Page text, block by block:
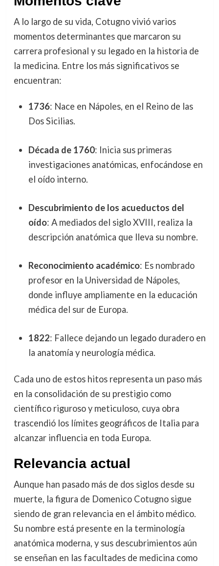
A lo largo de su vida, Cotugno vivió varios
momentos determinantes que marcaron su
carrera profesional y su legado en la historia de
la medicina. Entre los más significativos se
encuentran:
1736: Nace en Nápoles, en el Reino de las
Dos Sicilias.
Década de 1760: Inicia sus primeras
investigaciones anatómicas, enfocándose en
el oído interno.
Descubrimiento de los acueductos del
oído: A mediados del siglo XVIII, realiza la
descripción anatómica que lleva su nombre.
Reconocimiento académico: Es nombrado
profesor en la Universidad de Nápoles,
donde influye ampliamente en la educación
médica del sur de Europa.
1822: Fallece dejando un legado duradero en
la anatomía y neurología médica.
Cada uno de estos hitos representa un paso más
en la consolidación de su prestigio como
científico riguroso y meticuloso, cuya obra
trascendió los límites geográficos de Italia para
alcanzar influencia en toda Europa.
Relevancia actual
Aunque han pasado más de dos siglos desde su
muerte, la figura de Domenico Cotugno sigue
siendo de gran relevancia en el ámbito médico.
Su nombre está presente en la terminología
anatómica moderna, y sus descubrimientos aún
se enseñan en las facultades de medicina como